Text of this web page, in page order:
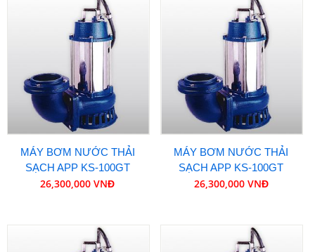
MÁY BƠM NƯỚC THẢI
SẠCH APP KS-100GT
26,300,000 VNĐ
MÁY BƠM NƯỚC THẢI
SẠCH APP KS-100GT
26,300,000 VNĐ